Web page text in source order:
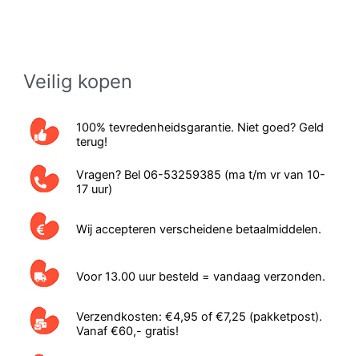
Veilig kopen
100% tevredenheidsgarantie. Niet goed? Geld
terug!
Vragen? Bel 06-53259385 (ma t/m vr van 10-
17 uur)
Wij accepteren verscheidene betaalmiddelen.
Voor 13.00 uur besteld = vandaag verzonden.
Verzendkosten: €4,95 of €7,25 (pakketpost).
Vanaf €60,- gratis!